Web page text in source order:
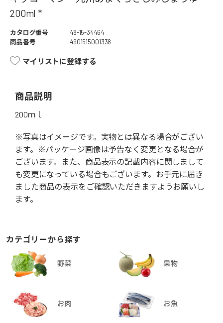
200ml *
カタログ番号
48-15-34464
商品番号
4901515001338
マイリストに登録する
商品説明
200ｍｌ
※写真はイメージです。実物とは異なる場合がござい
ます。※パッケージ画像は予告なく変更となる場合が
ございます。また、商品表示の記載内容に関しまして
も変更になっている場合もございます。お手元に届き
ました商品の表示をご確認いただきますようお願いし
ます。
カテゴリーから探す